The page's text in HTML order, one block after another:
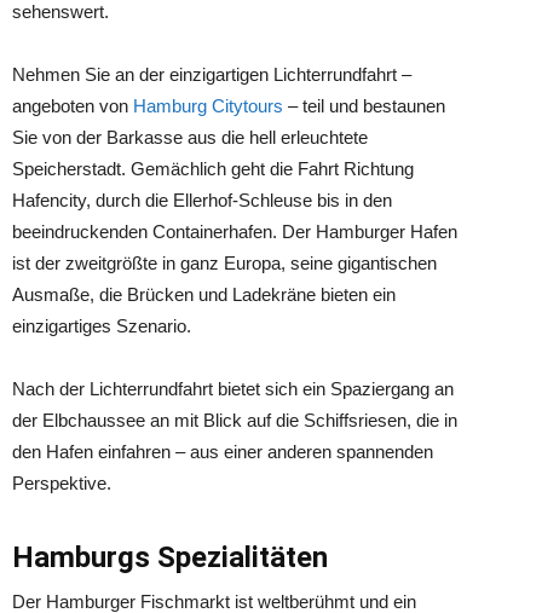
sehenswert.
Nehmen Sie an der einzigartigen Lichterrundfahrt –
angeboten von Hamburg Citytours – teil und bestaunen
Sie von der Barkasse aus die hell erleuchtete
Speicherstadt. Gemächlich geht die Fahrt Richtung
Hafencity, durch die Ellerhof-Schleuse bis in den
beeindruckenden Containerhafen. Der Hamburger Hafen
ist der zweitgrößte in ganz Europa, seine gigantischen
Ausmaße, die Brücken und Ladekräne bieten ein
einzigartiges Szenario.
Nach der Lichterrundfahrt bietet sich ein Spaziergang an
der Elbchaussee an mit Blick auf die Schiffsriesen, die in
den Hafen einfahren – aus einer anderen spannenden
Perspektive.
Hamburgs Spezialitäten
Der Hamburger Fischmarkt ist weltberühmt und ein